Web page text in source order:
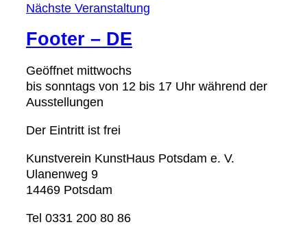
Nächste Veranstaltung
Footer – DE
Geöffnet mittwochs
bis sonntags von 12 bis 17 Uhr während der
Ausstellungen
Der Eintritt ist frei
Kunstverein KunstHaus Potsdam e. V.
Ulanenweg 9
14469 Potsdam
Tel 0331 200 80 86